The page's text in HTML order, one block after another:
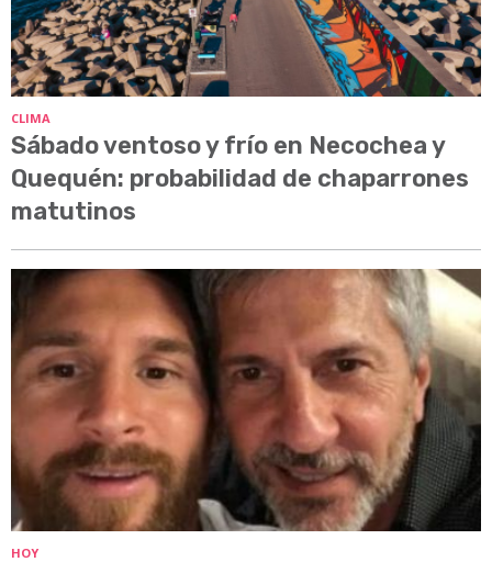
CLIMA
Sábado ventoso y frío en Necochea y
Quequén: probabilidad de chaparrones
matutinos
HOY